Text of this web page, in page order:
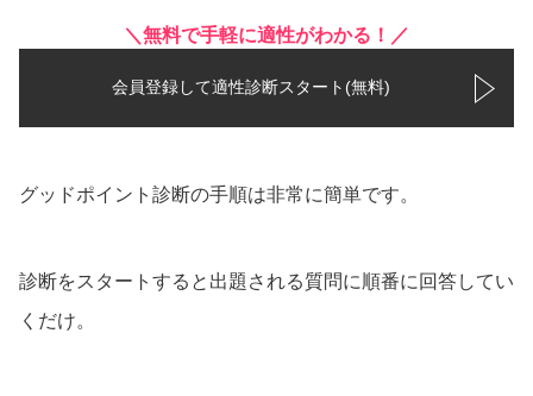
＼無料で手軽に適性がわかる！／
会員登録して適性診断スタート(無料)
グッドポイント診断の手順は非常に簡単です。
診断をスタートすると出題される質問に順番に回答してい
くだけ。